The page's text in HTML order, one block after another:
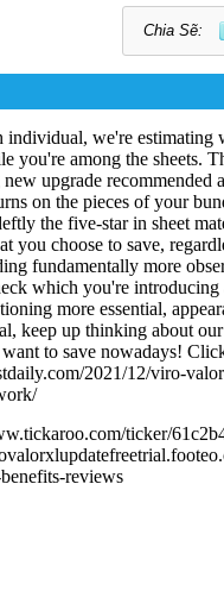
Chia Sẽ:
individual, we're
you're among the sheets.
upgrade
on the pieces of your
the five-star in sheet
you choose to save,
fundamentally more
which you're introducing
more essential,
keep up thinking about
to save nowadays!
2021/12/viro-
ticker/
reviews